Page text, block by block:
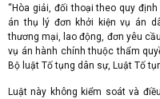
“Hòa giải, đối thoại theo quy
án thụ lý đơn khởi kiện vụ án
thương mại, lao động, đơn yêu
vụ án hành chính thuộc thẩm
Bộ luật Tố tụng dân sự, Luật Tố
Luật này không kiểm soát và